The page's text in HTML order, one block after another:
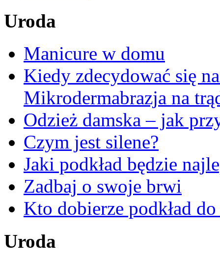
Uroda
Manicure w domu
Kiedy zdecydować się
Mikrodermabrazja na
Odzież damska – jak
Czym jest silene?
Jaki podkład będzie
Zadbaj o swoje brwi
Kto dobierze podkład
Uroda